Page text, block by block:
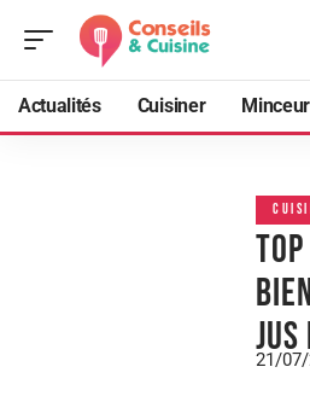
Actualités Cuisiner Minceur
jus
21/